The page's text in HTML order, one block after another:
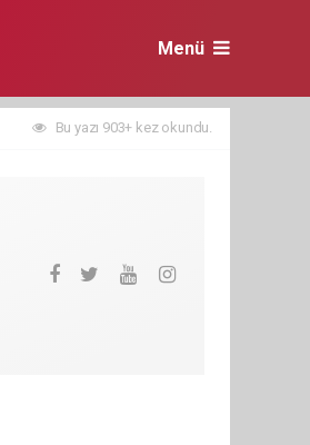
Menü
Bu yazı 903+ kez okundu.